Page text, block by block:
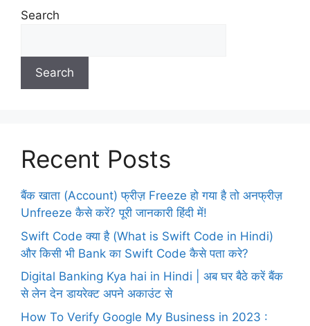
Search
Search
Recent Posts
बैंक खाता (Account) फ्रीज़ Freeze हो गया है तो अनफ्रीज़
Unfreeze कैसे करें? पूरी जानकारी हिंदी में!
Swift Code क्या है (What is Swift Code in Hindi)
और किसी भी Bank का Swift Code कैसे पता करे?
Digital Banking Kya hai in Hindi | अब घर बैठे करें बैंक
से लेन देन डायरेक्ट अपने अकाउंट से
How To Verify Google My Business in 2023 :